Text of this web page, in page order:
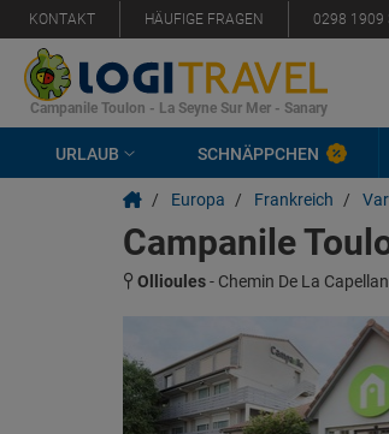
KONTAKT HÄUFIGE FRAGEN 0298 1909
Campanile Toulon - La Seyne Sur Mer - Sanary
URLAUB SCHNÄPPCHEN
/ Europa / Frankreich / Var
Campanile
Ollioules- Chemin De La